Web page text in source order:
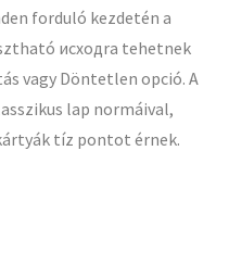
forduló kezdetén a
исходra tehetnek
vagy Döntetlen opció. A
lap normáival,
tíz pontot érnek.